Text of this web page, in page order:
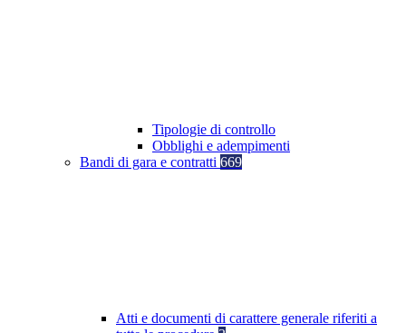
Tipologie di controllo
Obblighi e adempimenti
Bandi di gara e contratti 669
Atti e documenti di carattere generale riferiti a